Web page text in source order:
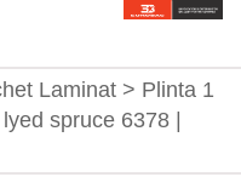
Laminat > Plinta 1
spruce 6378 |